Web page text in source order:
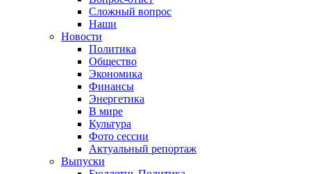
Сложный вопрос
Наши
Новости
Политика
Общество
Экономика
Финансы
Энергетика
В мире
Культура
Фото сессии
Актуальный репортаж
Выпуски